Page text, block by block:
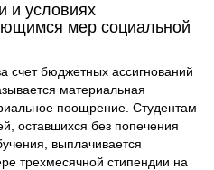
и условиях
мер социальной
счет бюджетных ассигнований
материальная
поощрение. Студентам
оставшихся без попечения
выплачивается
трехмесячной стипендии на